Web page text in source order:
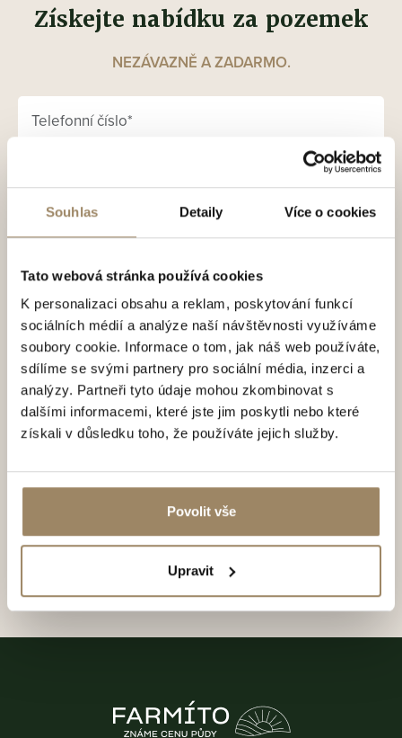
Souhlas Detaily Více o cookies
Tato webová stránka používá cookies
K personalizaci obsahu a reklam, poskytování funkcí
sociálních médií a analýze naší návštěvnosti využíváme
soubory cookie. Informace o tom, jak náš web používáte,
sdílíme se svými partnery pro sociální média, inzerci a
analýzy. Partneři tyto údaje mohou zkombinovat s
dalšími informacemi, které jste jim poskytli nebo které
získali v důsledku toho, že používáte jejich služby.
Povolit vše
Upravit
Získejte nabídku za pozemek
NEZÁVAZNĚ A ZADARMO.
Vaše osobní údaje zpracováváme v souladu se Zásadami
pro zpracování a ochranu osobních údajů, v nichž
naleznete také potřebné podrobnosti o vašich právech
souvisejících se zpracováním vašich osobních údajů.
Přeji si odebírat novinky a souhlasím se zasíláním
obchodních sdělení
Odeslat formulář